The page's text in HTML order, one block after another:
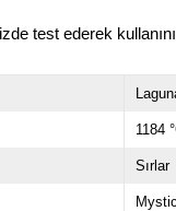
test ederek
1184
Sırlar
Mystic